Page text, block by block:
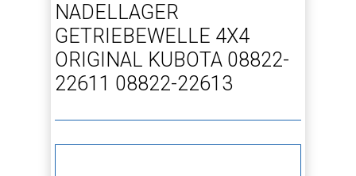
NADELLAGER
GETRIEBEWELLE 4X4
ORIGINAL KUBOTA 08822-
22611 08822-22613